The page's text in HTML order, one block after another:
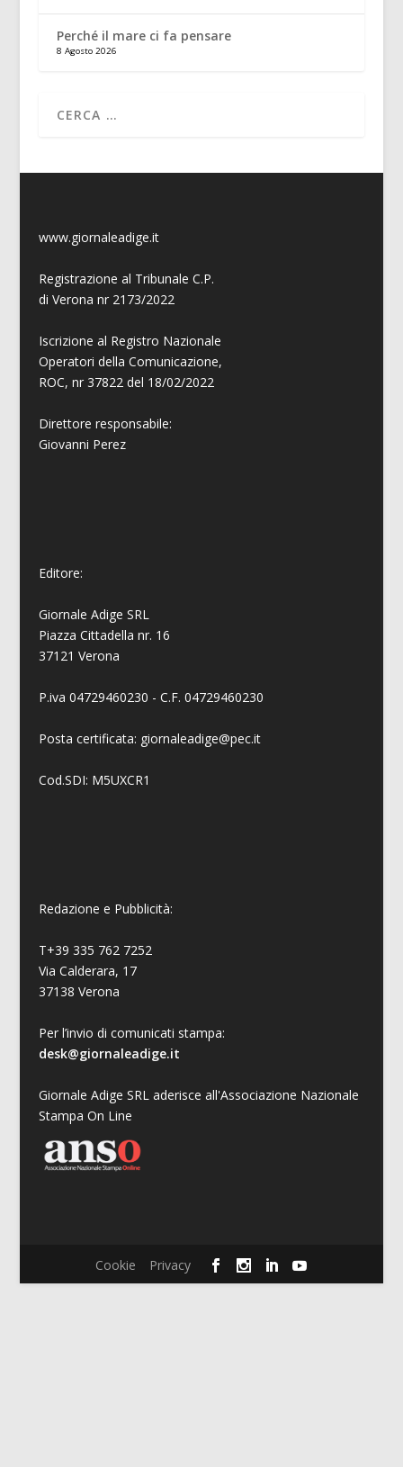
Perché il mare ci fa pensare
8 Agosto 2026
www.giornaleadige.it
Registrazione al Tribunale C.P.
di Verona nr 2173/2022
Iscrizione al Registro Nazionale
Operatori della Comunicazione,
ROC, nr 37822 del 18/02/2022
Direttore responsabile:
Giovanni Perez
Editore:
Giornale Adige SRL
Piazza Cittadella nr. 16
37121 Verona
P.iva 04729460230 - C.F. 04729460230
Posta certificata: giornaleadige@pec.it
Cod.SDI: M5UXCR1
Redazione e Pubblicità:
T+39 335 762 7252
Via Calderara, 17
37138 Verona
Per l’invio di comunicati stampa:
desk@giornaleadige.it
Giornale Adige SRL aderisce all'Associazione Nazionale
Stampa On Line
Cookie Privacy